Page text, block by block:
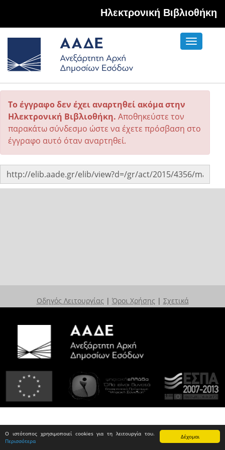
Δέχομαι
Ο ιστότοπος χρησιμοποιεί cookies για τη λειτουργία του.
Περισσότερα
Hλεκτρονική Βιβλιοθήκη
Toggle
Το έγγραφο δεν έχει αναρτηθεί ακόμα στην
Ηλεκτρονική Βιβλιοθήκη. Αποθηκεύστε τον
παρακάτω σύνδεσμο ώστε να έχετε πρόσβαση στο
έγγραφο αυτό όταν αναρτηθεί.
Οδηγός Λειτουργίας | Όροι Χρήσης | Σχετικά